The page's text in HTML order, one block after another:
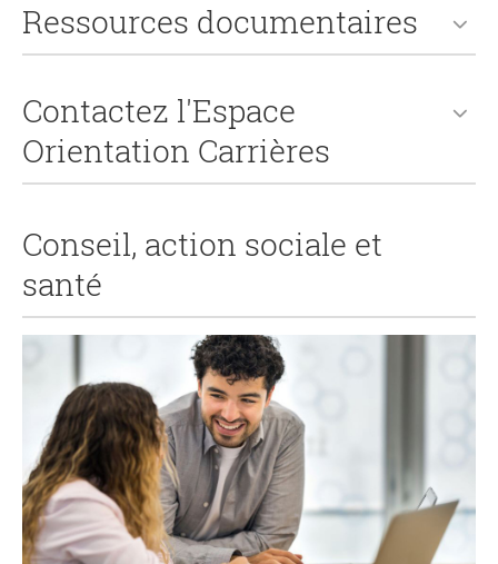
Conseil, action sociale et
santé
Ressources documentaires
Contactez l'Espace
Orientation Carrières